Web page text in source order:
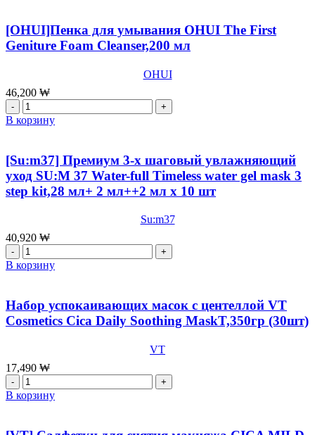
софтнер
(тоник)
для
Prime
Advancer
Skin
Softner,150
[OHUI]Пенка для умывания OHUI The First
Geniture Foam Cleanser,200 мл
OHUI
46,200 ₩
Количество
товара
[OHUI]Пенка
умывания
OHUI
The
First
Cleanser,200
мл
В корзину
[Su:m37] Премиум 3-х шаговый увлажняющий
уход SU:M 37 Water-full Timeless water gel mask 3
step kit,28 мл+ 2 мл++2 мл x 10 шт
Su:m37
40,920 ₩
Количество
товара
[Su:m37]
3-
х
шаговый
SU:M
37
Water-
full
В корзину
Набор успокаивающих масок с центеллой VT
Cosmetics Cica Daily Soothing MaskT,350гр (30шт)
VT
17,490 ₩
Количество
товара
Набор
масок
В корзину